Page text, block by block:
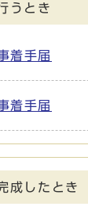
うとき
着手届
着手届
成したとき